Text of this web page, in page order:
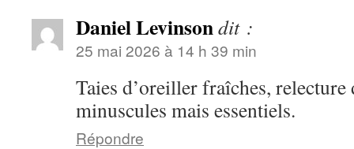
Daniel Levinsondit :
25 mai 2026 à 14 h 39 min
Taies d’oreiller fraîches,
minuscules mais essentiels.
Répondre